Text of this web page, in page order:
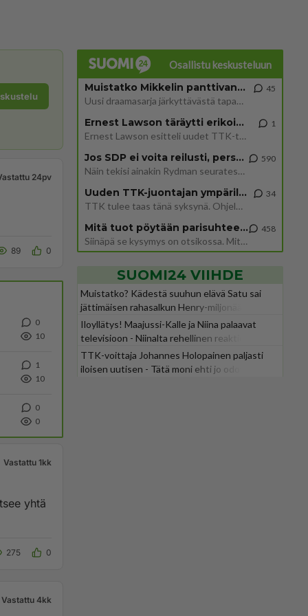
24pv
89 0
0
10
1
10
0
0
Vastattu 1kk
yhtä
275 0
Vastattu 4kk
Osallistu keskusteluun
Muistatko Mikkelin panttivankidraaman?
Uusi draamasarja järkyttävästä tapauksesta on tulossa. Tositapahtumiin perustuva sarja ammentaa vuoden 1986 Mikkelin pan
45
Ernest Lawson täräytti erikoisen heiton TTK-lehdistötilaisuudessa: " Onko tässä tarkoituksena...?"
Ernest Lawson esitteli uudet TTK-tähtioppilaat ja opettajat torstaina 6.8. lehdistölle. Tulevalla kaudella on yksi hausk
1
Jos SDP ei voita reilusti, persut kumoavat demokratian Suomesta
Näin tekisi ainakin Rydman seuratessaan idolinsa Trumpin mallia https://www.is.fi/politiikka/art-2000012187244.html
590
Uuden TTK-juontajan ympärillä epätietoisuus sakenee - Nyt MTV hämmentää soppaa
TTK tulee taas tänä syksynä. Ohjelman uudet tähtioppilaat julkistetaan torstaina 6. elokuuta klo 14 alkavassa lehdistö
34
Mitä tuot pöytään parisuhteessa?
Siinäpä se kysymys on otsikossa. Mitäpä siis tuot/toisit pöytään parisuhteessa? Oletko mies vai nainen? Koetko sen mitä
458
SUOMI24 VIIHDE
Muistatko? Kädestä suuhun elävä Satu sai
jättimäisen rahasalkun Henry-miljonääriltä
Iloyllätys! Maajussi-Kalle ja Niina palaavat
televisioon - Niinalta rehellinen reaktio:
"KÄÄKS!"
TTK-voittaja Johannes Holopainen paljasti
iloisen uutisen - Tätä moni ehti jo odottaa